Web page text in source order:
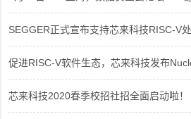
SEGGER正式宣布支持芯来科技RISC-V
促进RISC-V软件生态，芯来科技发布
芯来科技2020春季校招社招全面启动啦！